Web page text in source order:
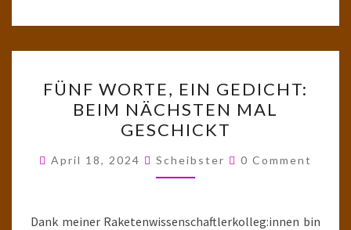
WORTE,
EIN
GEDICHT:
BEIM
NÄCHSTEN
GESCHICKT
FÜNF WORTE, EIN GEDICHT:
BEIM NÄCHSTEN MAL
GESCHICKT
April 18, 2024 Scheibster Comments
0 Comment
Dank meiner Raketenwissenschaftlerkolleg:innen bin